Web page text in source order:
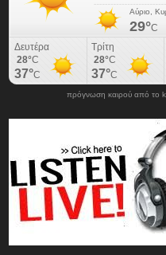
πρόγνωση καιρού από το